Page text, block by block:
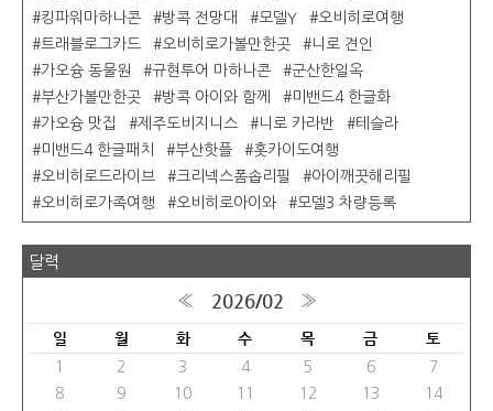
킹파워마하나콘
방콕 전망대 모델Y
오비히로여행
트래블로그카드
오비히로가볼만한곳
니로 견인
가오슝 동물원
규현투어 마하나콘
군산한일옥
부산가볼만한곳
방콕 아이와 함께
미밴드4 한글화
가오슝 맛집
제주도비지니스 니로 카라반
테슬라
미밴드4 한글패치
부산핫플
홋카이도여행
오비히로드라이브
크리넥스폼솝리필
아이깨끗해리필
오비히로가족여행
오비히로아이와 모델3 차량등록
달력
« 2026/02 »
일 월 화 수 목 금 토
1 2 3 4 5 6
7
8
9 10 11 12 13
14